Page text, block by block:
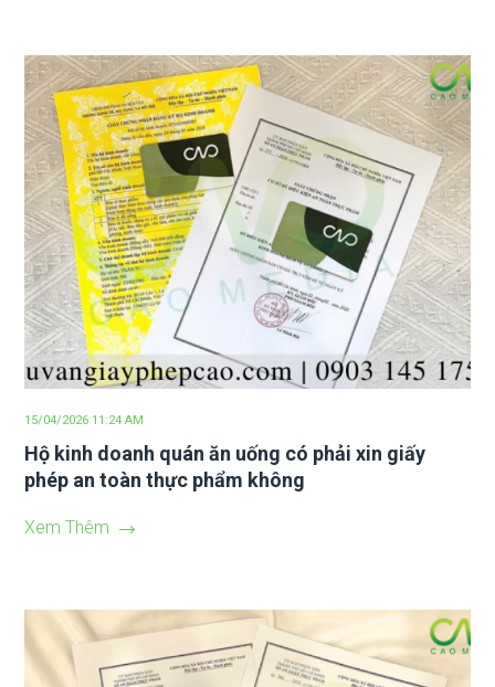
15/04/2026 11:24 AM
Hộ kinh doanh quán ăn uống có phải xin giấy
phép an toàn thực phẩm không
Xem Thêm